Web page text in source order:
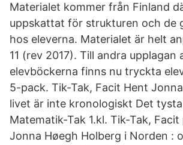
Materialet kommer från Finland
uppskattat för strukturen och de
hos eleverna. Materialet är helt
11 (rev 2017). Till andra upplagan
elevböckerna finns nu tryckta
5-pack. Tik-Tak, Facit Hent
livet är inte kronologiskt Det
Matematik-Tak 1.kl. Tik-Tak,
Jonna Høegh Holberg i Norden :